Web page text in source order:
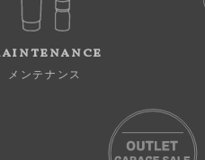
メンテナンス